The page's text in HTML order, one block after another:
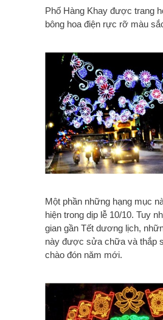
Phố Hàng Khay được trang
bông hoa điện rực rỡ màu
Một phần những hạng mục
hiện trong dịp lễ 10/10. Tuy
gian gần Tết dương lịch,
này được sửa chữa và thắp
chào đón năm mới.